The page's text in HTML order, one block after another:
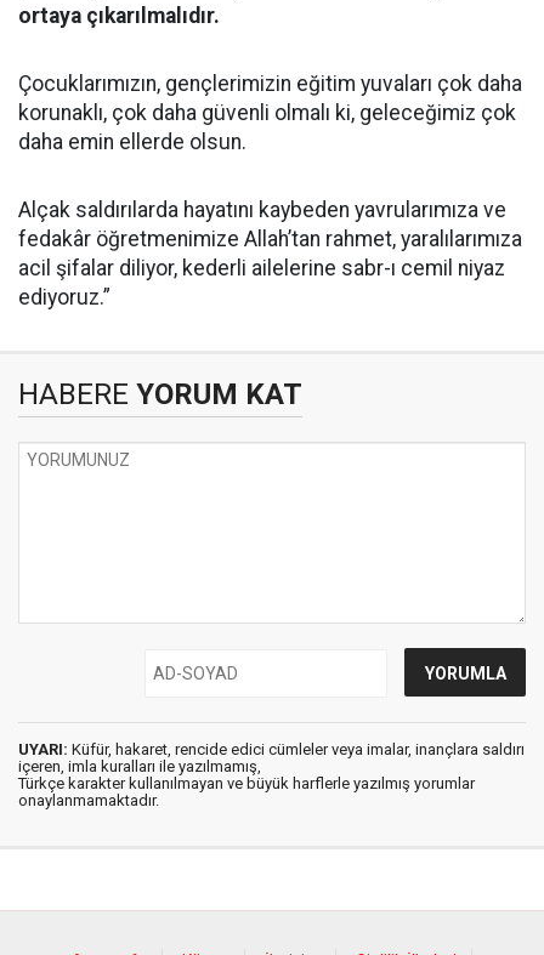
ortaya çıkarılmalıdır.
Çocuklarımızın, gençlerimizin eğitim yuvaları çok daha
korunaklı, çok daha güvenli olmalı ki, geleceğimiz çok
daha emin ellerde olsun.
Alçak saldırılarda hayatını kaybeden yavrularımıza ve
fedakâr öğretmenimize Allah’tan rahmet, yaralılarımıza
acil şifalar diliyor, kederli ailelerine sabr-ı cemil niyaz
ediyoruz.”
HABERE YORUM KAT
UYARI: Küfür, hakaret, rencide edici cümleler veya imalar, inançlara saldırı
içeren, imla kuralları ile yazılmamış,
Türkçe karakter kullanılmayan ve büyük harflerle yazılmış yorumlar
onaylanmamaktadır.